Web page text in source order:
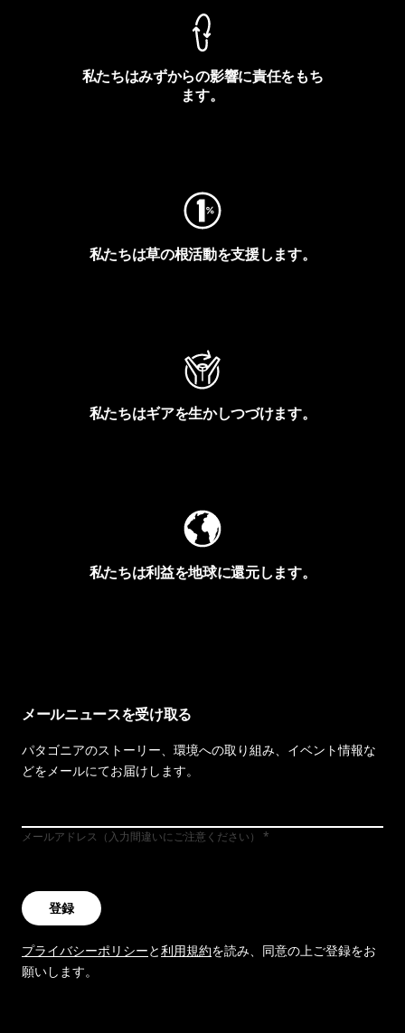
私たちはみずからの影響に責任をもち
ます。
私たちは草の根活動を支援します。
私たちはギアを生かしつづけます。
私たちは利益を地球に還元します。
メールニュースを受け取る
パタゴニアのストーリー、環境への取り組み、イベント情報な
どをメールにてお届けします。
メールアドレス（入力間違いにご注意ください）
登録
プライバシーポリシーと利用規約を読み、同意の上ご登録をお
願いします。